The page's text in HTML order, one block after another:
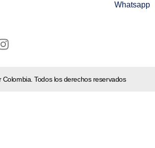
Whatsapp
Colombia. Todos los derechos reservados